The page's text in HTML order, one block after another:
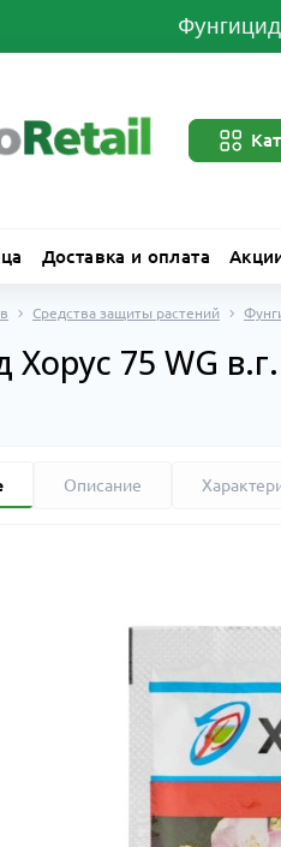
Доставка и оплата
Средства защиты растений
75 WG
Описание